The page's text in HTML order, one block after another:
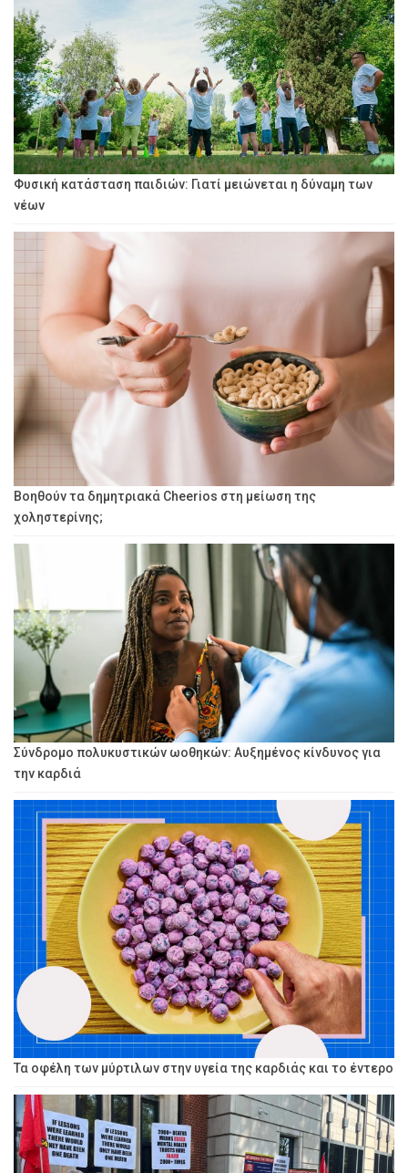
Φυσική κατάσταση παιδιών: Γιατί μειώνεται η δύναμη των
νέων
Βοηθούν τα δημητριακά Cheerios στη μείωση της
χοληστερίνης;
Σύνδρομο πολυκυστικών ωοθηκών: Αυξημένος κίνδυνος για
την καρδιά
Τα οφέλη των μύρτιλων στην υγεία της καρδιάς και το έντερο